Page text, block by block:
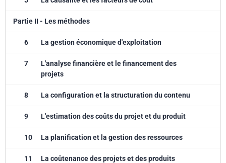
Partie II - Les méthodes
6 La gestion économique d'exploitation
7
L'analyse financière et le financement des
projets
8 La configuration et la structuration du contenu
9 L'estimation des coûts du projet et du produit
10 La planification et la gestion des ressources
11 La coûtenance des projets et des produits